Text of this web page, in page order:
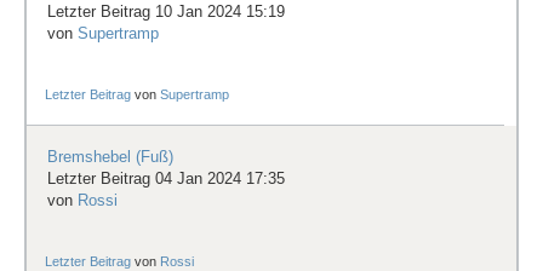
Letzter Beitrag 10 Jan 2024 15:19
von Supertramp
Letzter Beitrag vonSupertramp
Bremshebel (Fuß)
Letzter Beitrag 04 Jan 2024 17:35
von Rossi
Letzter Beitrag von Rossi